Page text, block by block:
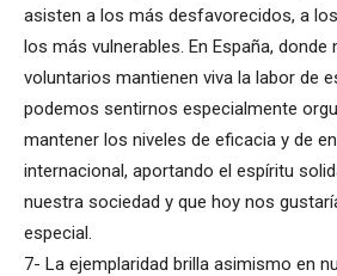
asisten a los más desfavorecidos, a
los más vulnerables. En España, donde
voluntarios mantienen viva la labor de
podemos sentirnos especialmente
mantener los niveles de eficacia y de
internacional, aportando el espíritu
nuestra sociedad y que hoy nos
especial.
7- La ejemplaridad brilla asimismo en